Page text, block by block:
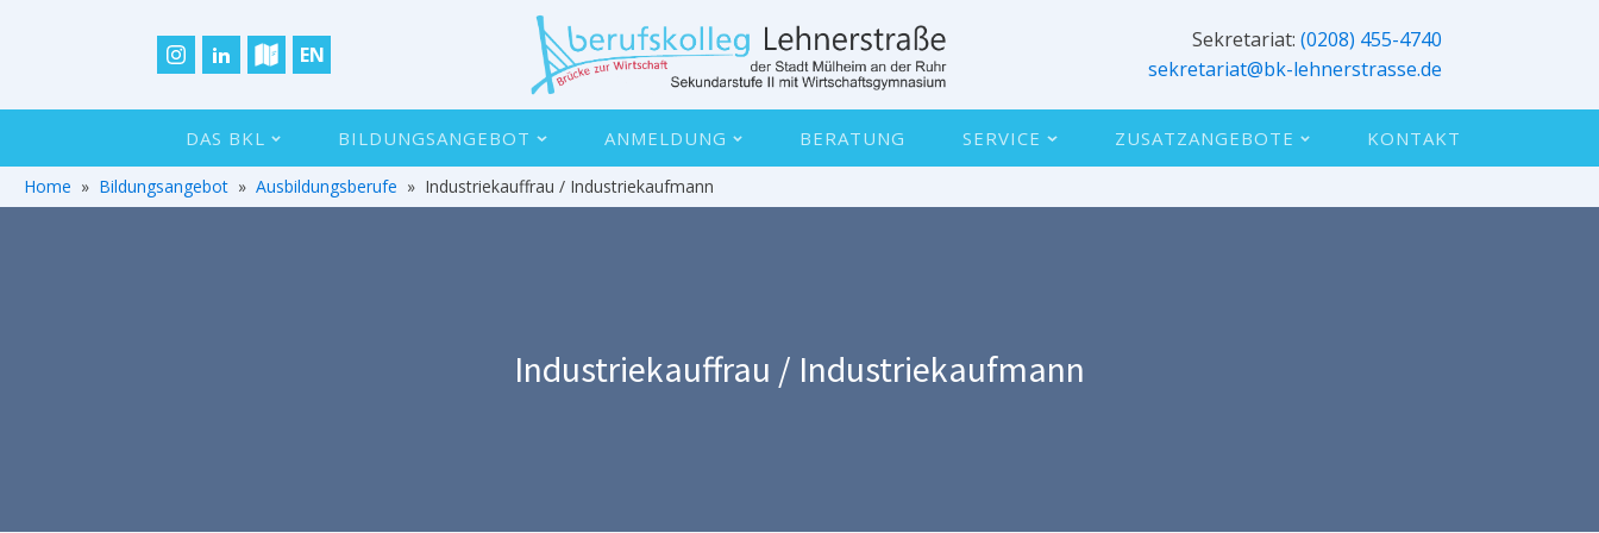
EN
Sekretariat: (0208) 455-4740
sekretariat@bk-lehnerstrasse.de
DAS BKL BILDUNGSANGEBOT ANMELDUNG BERATUNG SERVICE ZUSATZANGEBOTE KONTAKT
Home » Bildungsangebot » Ausbildungsberufe » Industriekauffrau / Industriekaufmann
Industriekauffrau / Industriekaufmann